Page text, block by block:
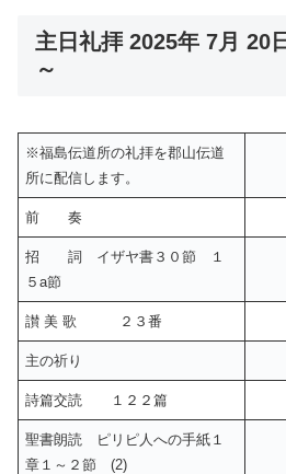
主日礼拝 2025年 7月 20
～
※福島伝道所の礼拝を郡山伝道
所に配信します。
前 奏
招 詞 イザヤ書３０節 １
５a節
讃 美 歌 ２３番
主の祈り
詩篇交読 １２２篇
聖書朗読 ピリピ人への手紙１
章１～２節 (2)